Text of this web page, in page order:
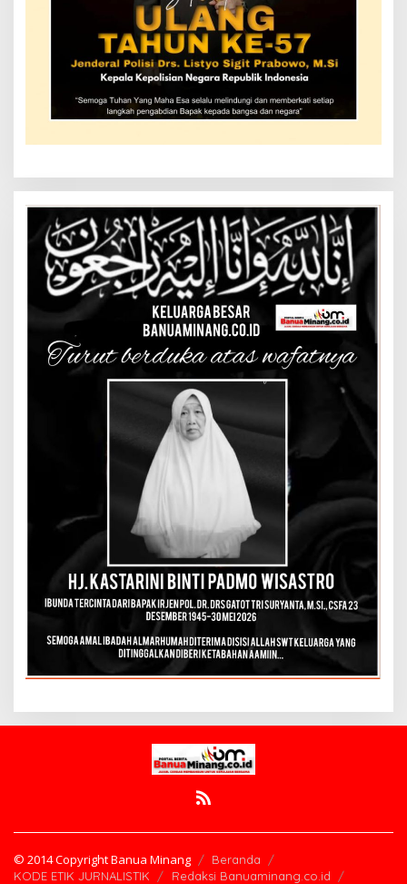
© 2014 Copyright Banua Minang
Beranda
KODE ETIK JURNALISTIK
Redaksi Banuaminang.co.id